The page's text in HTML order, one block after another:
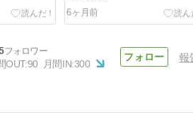
6ヶ月前
OUT:90 月間IN:300
報